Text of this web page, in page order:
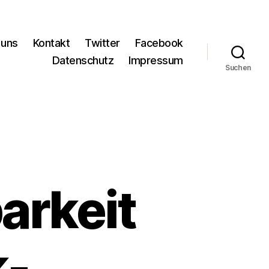
Kontakt Twitter
Facebook
Datenschutz
Impressum
Suchen